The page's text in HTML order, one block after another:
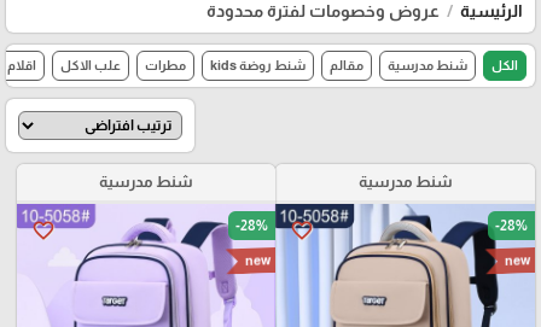
الرئيسية عروض وخصومات لفترة محدودة
الكل شنط مدرسية مقالم شنط روضة kids مطرات علب الاكل
شنط مدرسية
favorite_border -28%
new
شنط مدرسية
favorite_border -28%
new